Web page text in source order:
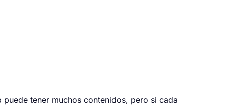
tener muchos contenidos, pero si cada